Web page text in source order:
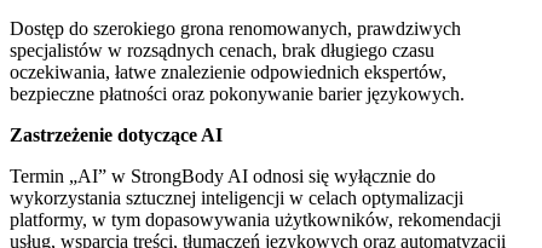
Dostęp do szerokiego grona renomowanych, prawdziwych
specjalistów w rozsądnych cenach, brak długiego czasu
oczekiwania, łatwe znalezienie odpowiednich ekspertów,
bezpieczne płatności oraz pokonywanie barier językowych.
Zastrzeżenie dotyczące AI
Termin „AI” w StrongBody AI odnosi się wyłącznie do
wykorzystania sztucznej inteligencji w celach optymalizacji
platformy, w tym dopasowywania użytkowników, rekomendacji
usług, wsparcia treści, tłumaczeń językowych oraz automatyzacji